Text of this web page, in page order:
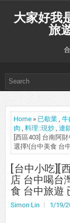
大家好我
旅
Home » 已歇業 , 牛
肉 , 料理::現炒 , 連
[西區403] 台南阿
選擇!(台中美食 台
[台中小吃][
店 台中喝台
食 台中旅遊
Simon Lin 1/19/